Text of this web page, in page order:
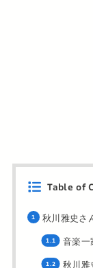
Table of
秋川雅史さ
音楽一
秋川雅